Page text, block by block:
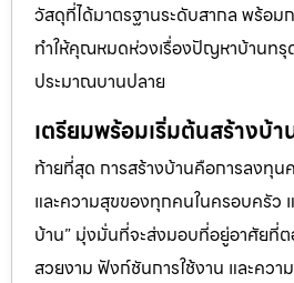
วัสดุที่ได้มาตรฐานระดับสากล พร้อม
ทำให้คุณหมดห่วงเรื่องปัญหาบ้านทรุ
ประมาณบานปลาย
เตรียมพร้อมเริ่มต้นสร้างบ้า
ท้ายที่สุด การสร้างบ้านคือการลงทุ
และความสุขของทุกคนในครอบครัว
บ้าน” มุ่งมั่นที่จะส่งมอบที่อยู่อาศัยที่
สวยงาม ฟังก์ชันการใช้งาน และควา